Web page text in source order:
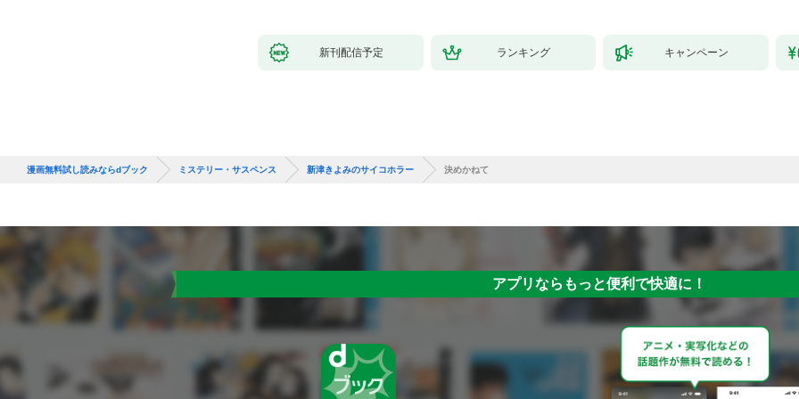
新刊配信予定 ランキング キャンペーン
漫画無料試し読みならdブック ミステリー・サスペンス 新津きよみのサイコホラー 決めかねて
アプリならもっと便利で快適に！